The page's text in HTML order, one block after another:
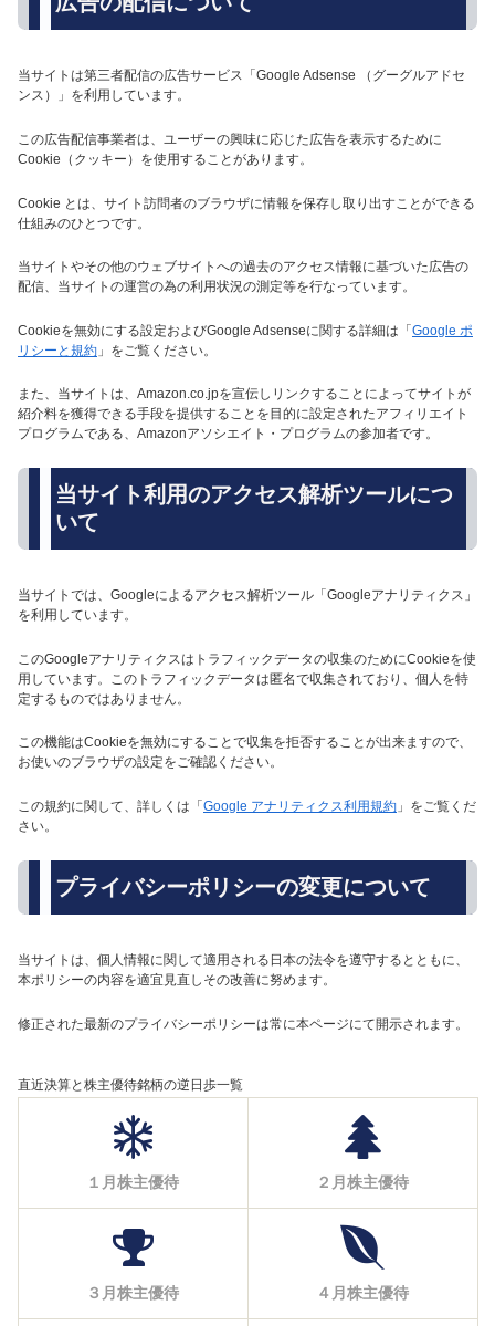
当サイトは第三者配信の広告サービス「Google Adsense （グーグルアドセ
ンス）」を利用しています。
この広告配信事業者は、ユーザーの興味に応じた広告を表示するために
Cookie（クッキー）を使用することがあります。
Cookie とは、サイト訪問者のブラウザに情報を保存し取り出すことができる
仕組みのひとつです。
当サイトやその他のウェブサイトへの過去のアクセス情報に基づいた広告の
配信、当サイトの運営の為の利用状況の測定等を行なっています。
Cookieを無効にする設定およびGoogle Adsenseに関する詳細は「Google ポ
リシーと規約 」をご覧ください。
また、当サイトは、Amazon.co.jpを宣伝しリンクすることによってサイトが
紹介料を獲得できる手段を提供することを目的に設定されたアフィリエイト
プログラムである、Amazonアソシエイト・プログラムの参加者です。
当サイト利用のアクセス解析ツールにつ
いて
当サイトでは、Googleによるアクセス解析ツール「Googleアナリティクス」
を利用しています。
このGoogleアナリティクスはトラフィックデータの収集のためにCookieを使
用しています。このトラフィックデータは匿名で収集されており、個人を特
定するものではありません。
この機能はCookieを無効にすることで収集を拒否することが出来ますので、
お使いのブラウザの設定をご確認ください。
この規約に関して、詳しくは「 Google アナリティクス利用規約 」をご覧くだ
さい。
プライバシーポリシーの変更について
当サイトは、個人情報に関して適用される日本の法令を遵守するとともに、
本ポリシーの内容を適宜見直しその改善に努めます。
修正された最新のプライバシーポリシーは常に本ページにて開示されます。
直近決算と株主優待銘柄の逆日歩一覧
１月株主優待 ２月株主優待
３月株主優待 ４月株主優待